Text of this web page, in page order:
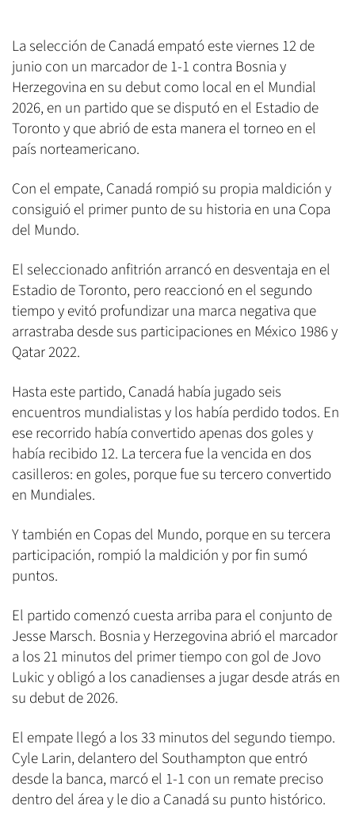
La selección de Canadá empató este viernes 12 de
junio con un marcador de 1-1 contra Bosnia y
Herzegovina en su debut como local en el Mundial
2026, en un partido que se disputó en el Estadio de
Toronto y que abrió de esta manera el torneo en el
país norteamericano.
Con el empate, Canadá rompió su propia maldición y
consiguió el primer punto de su historia en una Copa
del Mundo.
El seleccionado anfitrión arrancó en desventaja en el
Estadio de Toronto, pero reaccionó en el segundo
tiempo y evitó profundizar una marca negativa que
arrastraba desde sus participaciones en México 1986 y
Qatar 2022.
Hasta este partido, Canadá había jugado seis
encuentros mundialistas y los había perdido todos. En
ese recorrido había convertido apenas dos goles y
había recibido 12. La tercera fue la vencida en dos
casilleros: en goles, porque fue su tercero convertido
en Mundiales.
Y también en Copas del Mundo, porque en su tercera
participación, rompió la maldición y por fin sumó
puntos.
El partido comenzó cuesta arriba para el conjunto de
Jesse Marsch. Bosnia y Herzegovina abrió el marcador
a los 21 minutos del primer tiempo con gol de Jovo
Lukic y obligó a los canadienses a jugar desde atrás en
su debut de 2026.
El empate llegó a los 33 minutos del segundo tiempo.
Cyle Larin, delantero del Southampton que entró
desde la banca, marcó el 1-1 con un remate preciso
dentro del área y le dio a Canadá su punto histórico.